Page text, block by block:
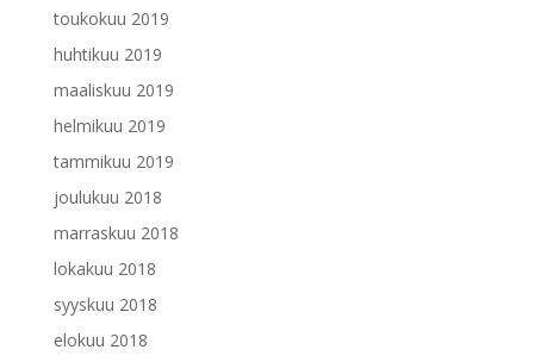
toukokuu 2019
huhtikuu 2019
maaliskuu 2019
helmikuu 2019
tammikuu 2019
joulukuu 2018
marraskuu 2018
lokakuu 2018
syyskuu 2018
elokuu 2018